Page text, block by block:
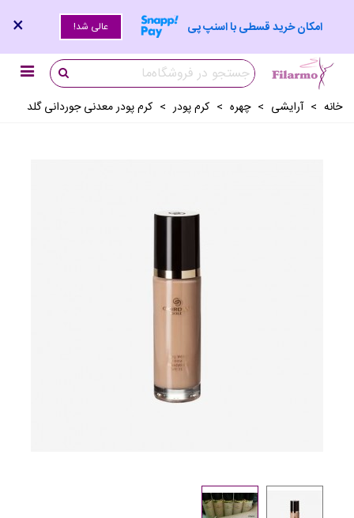
امکان خرید قسطی با اسنپ پی عالی شد! ×
خانه > آرايشی > چهره > کرم پودر > کرم پودر معدنی جوردانی گلد